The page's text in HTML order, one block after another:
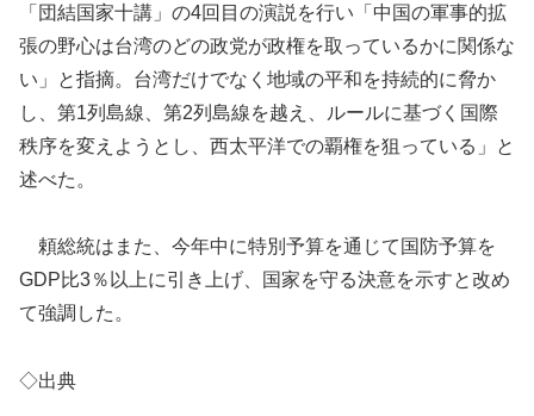
「団結国家十講」の4回目の演説を行い「中国の軍事的拡
張の野心は台湾のどの政党が政権を取っているかに関係な
い」と指摘。台湾だけでなく地域の平和を持続的に脅か
し、第1列島線、第2列島線を越え、ルールに基づく国際
秩序を変えようとし、西太平洋での覇権を狙っている」と
述べた。
頼総統はまた、今年中に特別予算を通じて国防予算を
GDP比3％以上に引き上げ、国家を守る決意を示すと改め
て強調した。
◇出典